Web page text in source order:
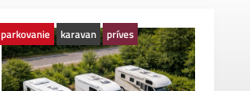
parkovanie karavan príves